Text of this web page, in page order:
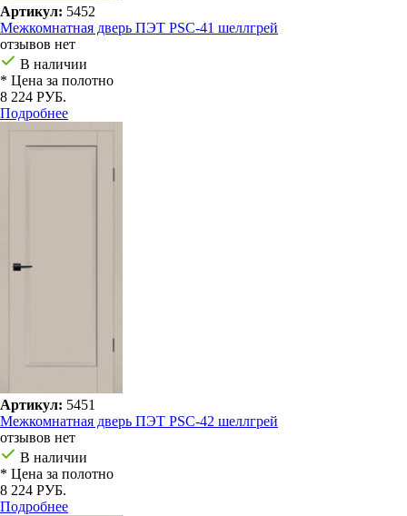
Артикул: 5452
Межкомнатная дверь ПЭТ PSC-41 шеллгрей
отзывов нет
В наличии
* Цена за полотно
8 224 РУБ.
Подробнее
Артикул: 5451
Межкомнатная дверь ПЭТ PSC-42 шеллгрей
отзывов нет
В наличии
* Цена за полотно
8 224 РУБ.
Подробнее